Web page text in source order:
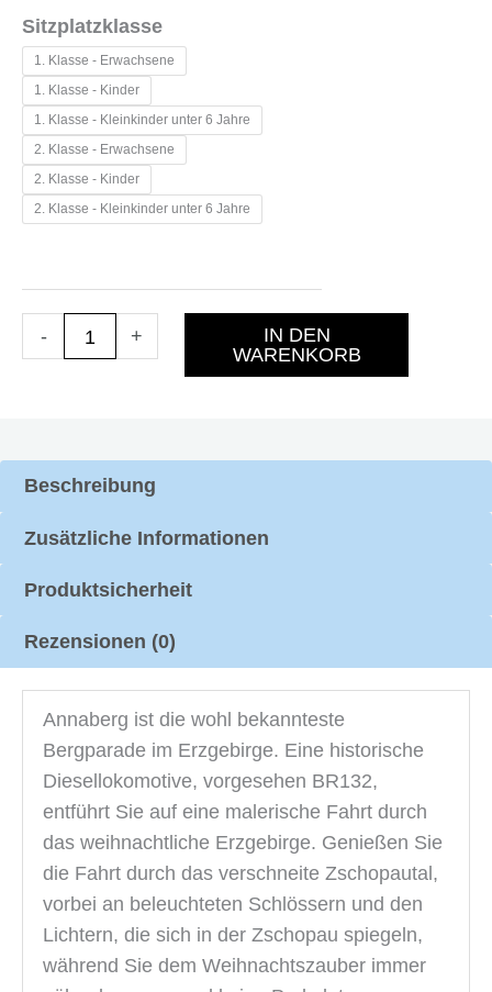
Sitzplatzklasse
1. Klasse - Erwachsene
1. Klasse - Kinder
1. Klasse - Kleinkinder unter 6 Jahre
2. Klasse - Erwachsene
2. Klasse - Kinder
2. Klasse - Kleinkinder unter 6 Jahre
-
Annaberg
Bergparade
Menge
+
IN DEN
WARENKORB
Beschreibung
Zusätzliche Informationen
Produktsicherheit
Rezensionen (0)
Annaberg ist die wohl bekannteste
Bergparade im Erzgebirge. Eine historische
Diesellokomotive, vorgesehen BR132,
entführt Sie auf eine malerische Fahrt durch
das weihnachtliche Erzgebirge. Genießen Sie
die Fahrt durch das verschneite Zschopautal,
vorbei an beleuchteten Schlössern und den
Lichtern, die sich in der Zschopau spiegeln,
während Sie dem Weihnachtszauber immer